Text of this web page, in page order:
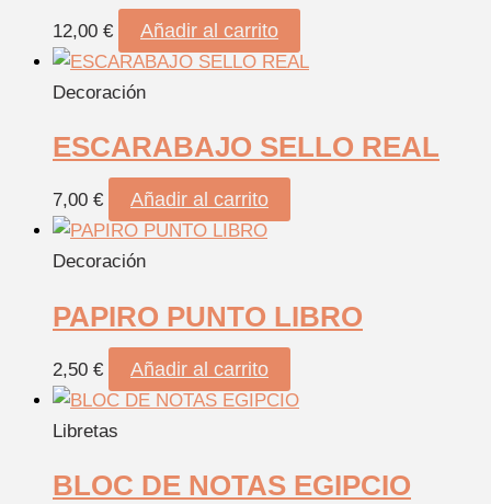
12,00 € Añadir al carrito
Decoración
ESCARABAJO SELLO REAL
7,00 € Añadir al carrito
Decoración
PAPIRO PUNTO LIBRO
2,50 € Añadir al carrito
Libretas
BLOC DE NOTAS EGIPCIO